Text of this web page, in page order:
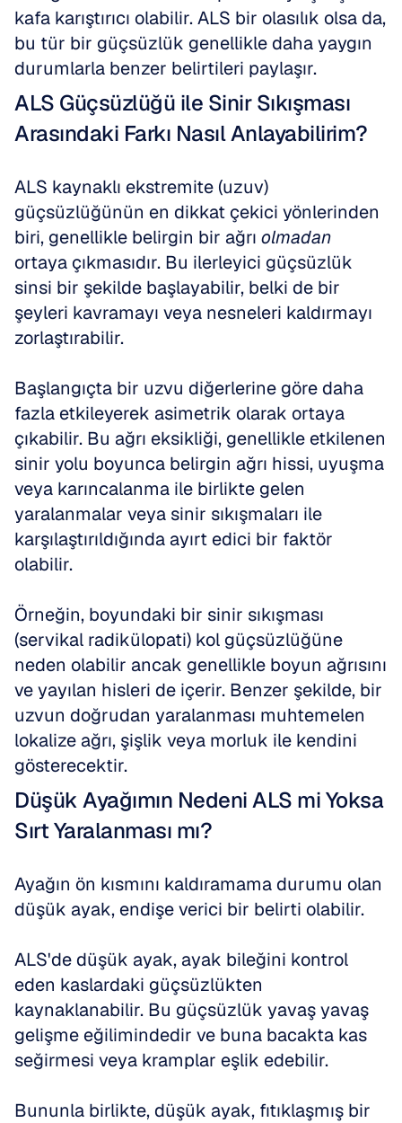
kafa karıştırıcı olabilir. ALS bir olasılık olsa da,
bu tür bir güçsüzlük genellikle daha yaygın
durumlarla benzer belirtileri paylaşır.
ALS Güçsüzlüğü ile Sinir Sıkışması
Arasındaki Farkı Nasıl Anlayabilirim?
ALS kaynaklı ekstremite (uzuv)
güçsüzlüğünün en dikkat çekici yönlerinden
biri, genellikle belirgin bir ağrı olmadan
ortaya çıkmasıdır. Bu ilerleyici güçsüzlük
sinsi bir şekilde başlayabilir, belki de bir
şeyleri kavramayı veya nesneleri kaldırmayı
zorlaştırabilir.
Başlangıçta bir uzvu diğerlerine göre daha
fazla etkileyerek asimetrik olarak ortaya
çıkabilir. Bu ağrı eksikliği, genellikle etkilenen
sinir yolu boyunca belirgin ağrı hissi, uyuşma
veya karıncalanma ile birlikte gelen
yaralanmalar veya sinir sıkışmaları ile
karşılaştırıldığında ayırt edici bir faktör
olabilir.
Örneğin, boyundaki bir sinir sıkışması
(servikal radikülopati) kol güçsüzlüğüne
neden olabilir ancak genellikle boyun ağrısını
ve yayılan hisleri de içerir. Benzer şekilde, bir
uzvun doğrudan yaralanması muhtemelen
lokalize ağrı, şişlik veya morluk ile kendini
gösterecektir.
Düşük Ayağımın Nedeni ALS mi Yoksa
Sırt Yaralanması mı?
Ayağın ön kısmını kaldıramama durumu olan
düşük ayak, endişe verici bir belirti olabilir.
ALS'de düşük ayak, ayak bileğini kontrol
eden kaslardaki güçsüzlükten
kaynaklanabilir. Bu güçsüzlük yavaş yavaş
gelişme eğilimindedir ve buna bacakta kas
seğirmesi veya kramplar eşlik edebilir.
Bununla birlikte, düşük ayak, fıtıklaşmış bir